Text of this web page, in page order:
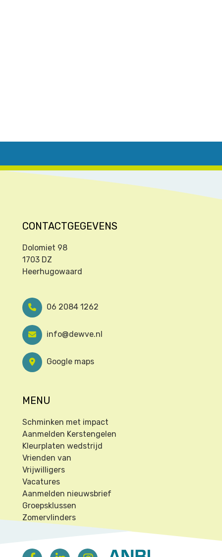
CONTACTGEGEVENS
Dolomiet 98
1703 DZ
Heerhugowaard
06 2084 1262
info@dewve.nl
Google maps
MENU
Schminken met impact
Aanmelden Kerstengelen
Kleurplaten wedstrijd
Vrienden van
Vrijwilligers
Vacatures
Aanmelden nieuwsbrief
Groepsklussen
Zomervlinders